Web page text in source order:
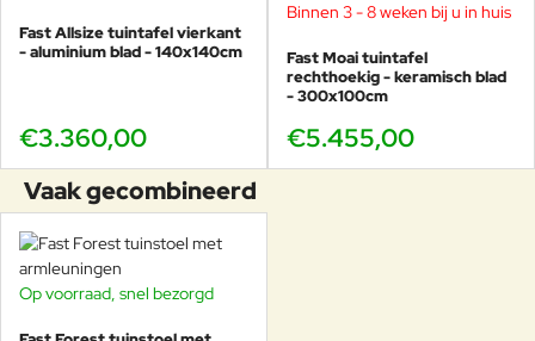
Fast Allsize tuintafel vierkant
- aluminium blad - 140x140cm
€3.360,00
Binnen 3 - 8 weken bij u in huis
Fast Moai tuintafel
rechthoekig - keramisch blad
- 300x100cm
€5.455,00
Vaak gecombineerd
-11%
Op voorraad, snel bezorgd